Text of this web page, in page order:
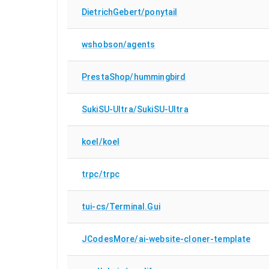
DietrichGebert/ponytail
wshobson/agents
PrestaShop/hummingbird
SukiSU-Ultra/SukiSU-Ultra
koel/koel
trpc/trpc
tui-cs/Terminal.Gui
JCodesMore/ai-website-cloner-template